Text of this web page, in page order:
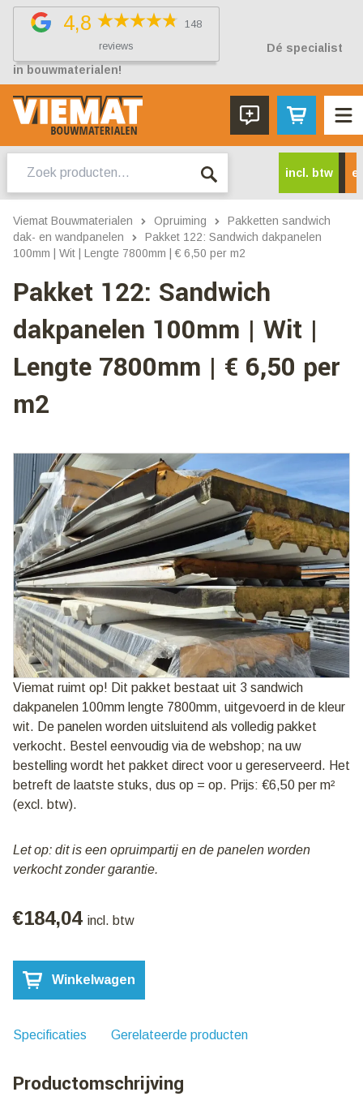
4,8
148
reviews
Dé specialist
in bouwmaterialen!
naar:
incl. btw
Viemat Bouwmaterialen Opruiming
Pakketten sandwich
dak- en wandpanelen
Pakket 122: Sandwich dakpanelen
100mm | Wit | Lengte 7800mm | € 6,50 per m2
Pakket 122: Sandwich
dakpanelen 100mm | Wit |
Lengte 7800mm | € 6,50 per
m2
Viemat ruimt op! Dit pakket bestaat uit 3 sandwich
dakpanelen 100mm lengte 7800mm, uitgevoerd in de kleur
wit. De panelen worden uitsluitend als volledig pakket
verkocht. Bestel eenvoudig via de webshop; na uw
bestelling wordt het pakket direct voor u gereserveerd. Het
betreft de laatste stuks, dus op = op. Prijs: €6,50 per m²
(excl. btw).
Let op: dit is een opruimpartij en de panelen worden
verkocht zonder garantie.
€184,04 incl. btw
Pakket
122:
Sandwich
100mm
Winkelwagen
Specificaties Gerelateerde producten
Productomschrijving